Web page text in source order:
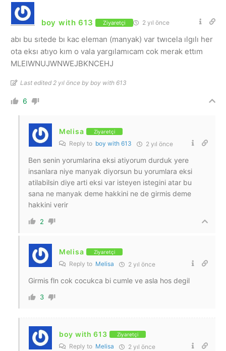
boy with 613 Ziyaretçi 2 yıl önce
abı bu sıtede bı kac eleman (manyak) var twıcela ılgılı her
ota eksı atıyo kım o vala yargılamıcam cok merak ettım
MLEIWNUJWNWEJBKNCEHJ
Last edited 2 yıl önce by boy with 613
6
Melisa Ziyaretçi
Reply to boy with 613 2 yıl önce
Ben senin yorumlarina eksi atiyorum durduk yere
insanlara niye manyak diyorsun bu yorumlara eksi
atilabilsin diye arti eksi var isteyen istegini atar bu
sana ne manyak deme hakkini ne de girmis deme
hakkini verir
2
Melisa Ziyaretçi
Reply to Melisa 2 yıl önce
Girmis fln cok cocukca bi cumle ve asla hos degil
3
boy with 613 Ziyaretçi
Reply to Melisa 2 yıl önce